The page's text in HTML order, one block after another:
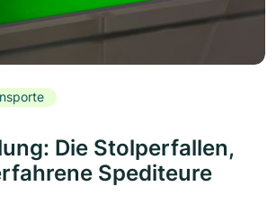
Die Stolperfallen,
Spediteure